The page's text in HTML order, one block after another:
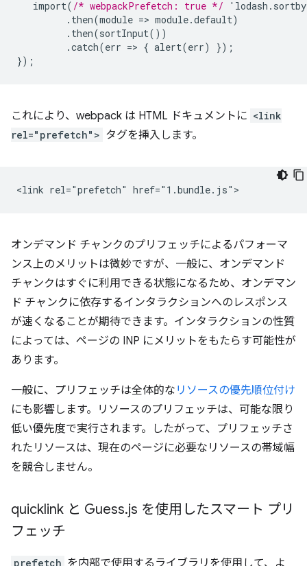
import( /* webpackPrefetch: true */
.then(module => module.default)
.then(sortInput())
.catch(err => { alert(err) });
});
これにより、webpack は HTML ドキュメントに <link
rel="prefetch"> タグを挿入します。
オンデマンド チャンクのプリフェッチによるパフォーマ
ンス上のメリットは微妙ですが、一般に、オンデマンド
チャンクはすぐに利用できる状態になるため、オンデマン
ド チャンクに依存するインタラクションへのレスポンス
が速くなることが期待できます。インタラクションの性質
によっては、ページの INP にメリットをもたらす可能性が
あります。
一般に、プリフェッチは全体的な リソースの優先順位付け
にも影響します。リソースのプリフェッチは、可能な限り
低い優先度で実行されます。したがって、プリフェッチさ
れたリソースは、現在のページに必要なリソースの帯域幅
を競合しません。
quicklink と Guess.js を使用したスマート プリ
フェッチ
prefetch を内部で使用するライブラリを使用して、よ